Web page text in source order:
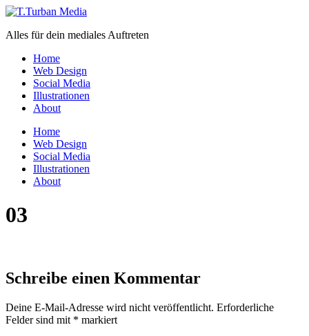
Zum
wechseln
Alles für dein mediales Auftreten
Home
Web Design
Social Media
Illustrationen
About
Menü
Home
Web Design
Social Media
Illustrationen
About
03
Schreibe einen Kommentar
Deine E-Mail-Adresse wird nicht veröffentlicht. Erforderliche
Felder sind mit * markiert